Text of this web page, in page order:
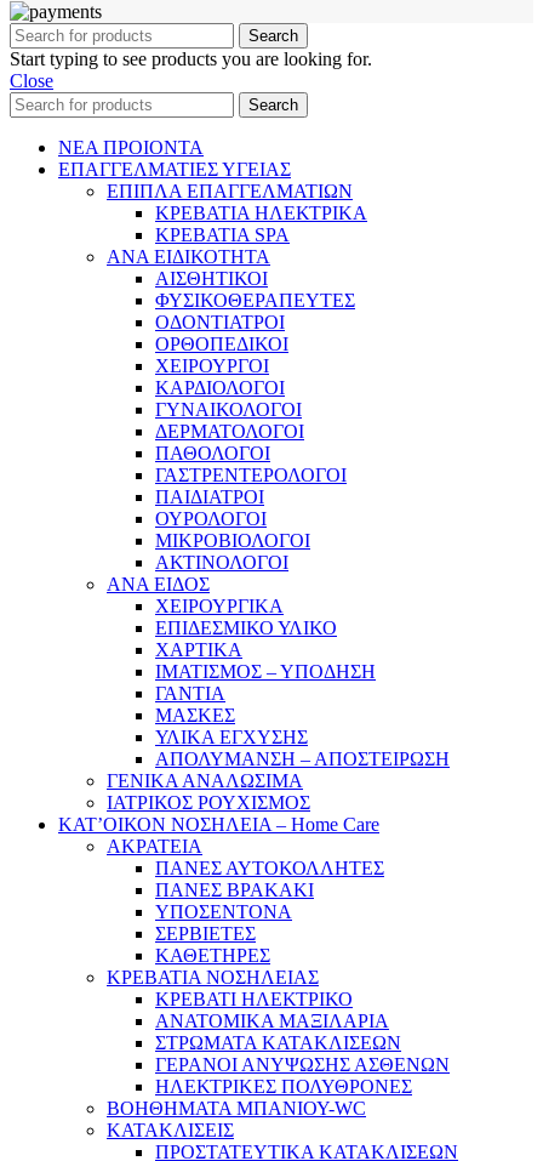
Search
Start typing to see products you are looking for.
Close
Search
ΝΕΑ ΠΡΟΙΟΝΤΑ
ΕΠΑΓΓΕΛΜΑΤΙΕΣ ΥΓΕΙΑΣ
ΕΠΙΠΛΑ ΕΠΑΓΓΕΛΜΑΤΙΩΝ
ΚΡΕΒΑΤΙΑ ΗΛΕΚΤΡΙΚΑ
ΚΡΕΒΑΤΙΑ SPA
ΑΝΑ ΕΙΔΙΚΟΤΗΤΑ
ΑΙΣΘΗΤΙΚΟΙ
ΦΥΣΙΚΟΘΕΡΑΠΕΥΤΕΣ
ΟΔΟΝΤΙΑΤΡΟΙ
ΟΡΘΟΠΕΔΙΚΟΙ
ΧΕΙΡΟΥΡΓΟΙ
ΚΑΡΔΙΟΛΟΓΟΙ
ΓΥΝΑΙΚΟΛΟΓΟΙ
ΔΕΡΜΑΤΟΛΟΓΟΙ
ΠΑΘΟΛΟΓΟΙ
ΓΑΣΤΡΕΝΤΕΡΟΛΟΓΟΙ
ΠΑΙΔΙΑΤΡΟΙ
ΟΥΡΟΛΟΓΟΙ
ΜΙΚΡΟΒΙΟΛΟΓΟΙ
ΑΚΤΙΝΟΛΟΓΟΙ
ΑΝΑ ΕΙΔΟΣ
ΧΕΙΡΟΥΡΓΙΚΑ
ΕΠΙΔΕΣΜΙΚΟ ΥΛΙΚΟ
ΧΑΡΤΙΚΑ
ΙΜΑΤΙΣΜΟΣ – ΥΠΟΔΗΣΗ
ΓΑΝΤΙΑ
ΜΑΣΚΕΣ
ΥΛΙΚΑ ΕΓΧΥΣΗΣ
ΑΠΟΛΥΜΑΝΣΗ – ΑΠΟΣΤΕΙΡΩΣΗ
ΓΕΝΙΚΑ ΑΝΑΛΩΣΙΜΑ
ΙΑΤΡΙΚΟΣ ΡΟΥΧΙΣΜΟΣ
ΚΑΤ’ΟΙΚΟΝ ΝΟΣΗΛΕΙΑ – Home Care
ΑΚΡΑΤΕΙΑ
ΠΑΝΕΣ ΑΥΤΟΚΟΛΛΗΤΕΣ
ΠΑΝΕΣ ΒΡΑΚΑΚΙ
ΥΠΟΣΕΝΤΟΝΑ
ΣΕΡΒΙΕΤΕΣ
ΚΑΘΕΤΗΡΕΣ
ΚΡΕΒΑΤΙΑ ΝΟΣΗΛΕΙΑΣ
ΚΡΕΒΑΤΙ ΗΛΕΚΤΡΙΚΟ
ΑΝΑΤΟΜΙΚΑ ΜΑΞΙΛΑΡΙΑ
ΣΤΡΩΜΑΤΑ ΚΑΤΑΚΛΙΣΕΩΝ
ΓΕΡΑΝΟΙ ΑΝΥΨΩΣΗΣ ΑΣΘΕΝΩΝ
ΗΛΕΚΤΡΙΚΕΣ ΠΟΛΥΘΡΟΝΕΣ
ΒΟΗΘΗΜΑΤΑ ΜΠΑΝΙΟΥ-WC
ΚΑΤΑΚΛΙΣΕΙΣ
ΠΡΟΣΤΑΤΕΥΤΙΚΑ ΚΑΤΑΚΛΙΣΕΩΝ